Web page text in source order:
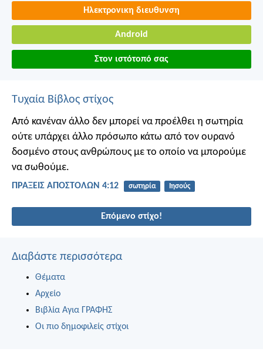
Ηλεκτρονικη διευθυνση
Android
Στον ιστότοπό σας
Τυχαία Βίβλος στίχος
Από κανέναν άλλο δεν μπορεί να προέλθει η σωτηρία
ούτε υπάρχει άλλο πρόσωπο κάτω από τον ουρανό
δοσμένο στους ανθρώπους με το οποίο να μπορούμε
να σωθούμε.
ΠΡΑΞΕΙΣ ΑΠΟΣΤΟΛΩΝ 4:12 σωτηρία Ιησούς
Επόμενο στίχο!
Διαβάστε περισσότερα
Θέματα
Αρχείο
Βιβλία Αγια ΓΡΑΦΗΣ
Οι πιο δημοφιλείς στίχοι